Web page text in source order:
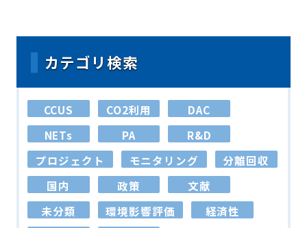
カテゴリ検索
CCUS CO2利用
DAC
NETs
PA
R&D
プロジェクト
モニタリング
分離回収
国内
政策
文献
未分類
環境影響評価
経済性